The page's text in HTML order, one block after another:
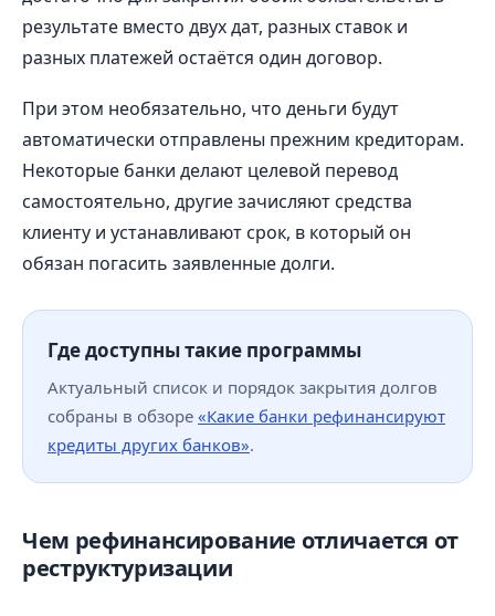
результате вместо двух дат, разных ставок и
разных платежей остаётся один договор.
При этом необязательно, что деньги будут
автоматически отправлены прежним кредиторам.
Некоторые банки делают целевой перевод
самостоятельно, другие зачисляют средства
клиенту и устанавливают срок, в который он
обязан погасить заявленные долги.
Где доступны такие программы
Актуальный список и порядок закрытия долгов
собраны в обзоре «Какие банки рефинансируют
кредиты других банков».
Чем рефинансирование отличается от
реструктуризации